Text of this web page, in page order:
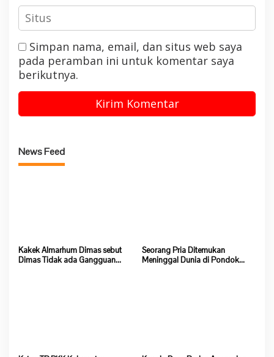
Simpan nama, email, dan situs web saya
pada peramban ini untuk komentar saya
berikutnya.
News Feed
Kakek Almarhum Dimas sebut
Dimas Tidak ada Gangguan
Seorang Pria Ditemukan
Meninggal Dunia di Pondok